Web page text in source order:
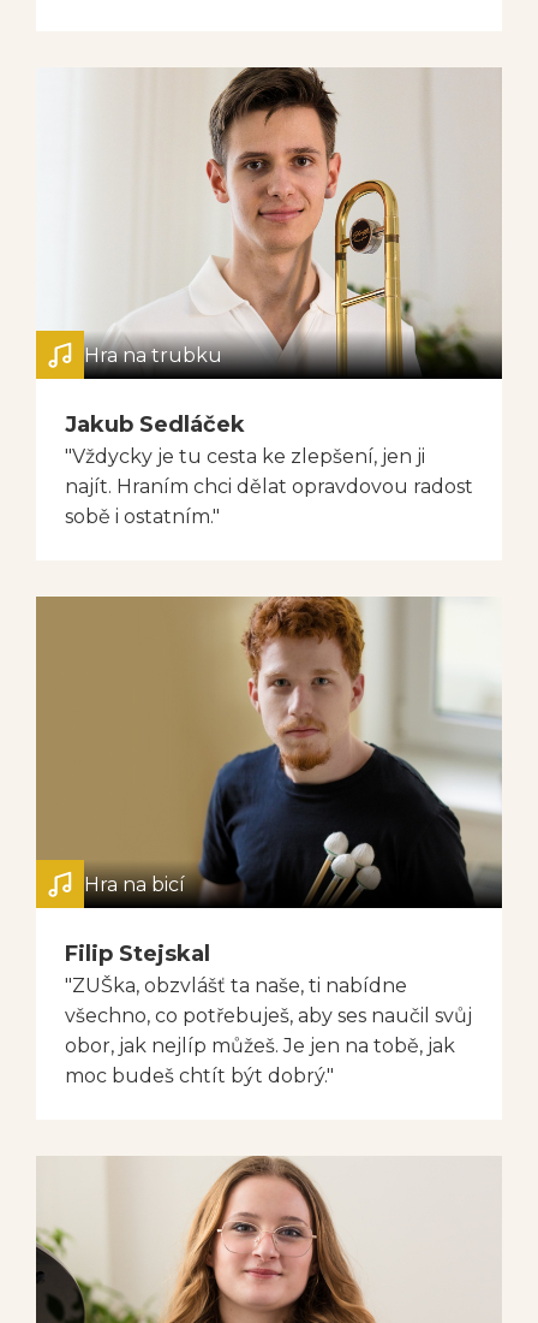
Hra na trubku
Jakub Sedláček
"Vždycky je tu cesta ke zlepšení, jen ji
najít. Hraním chci dělat opravdovou radost
sobě i ostatním."
Hra na bicí
Filip Stejskal
"ZUŠka, obzvlášť ta naše, ti nabídne
všechno, co potřebuješ, aby ses naučil svůj
obor, jak nejlíp můžeš. Je jen na tobě, jak
moc budeš chtít být dobrý."